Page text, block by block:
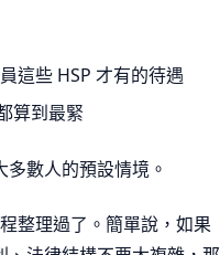
這些 HSP 才有的待遇
算到最緊
數人的預設情境。
整理過了。簡單說，如果